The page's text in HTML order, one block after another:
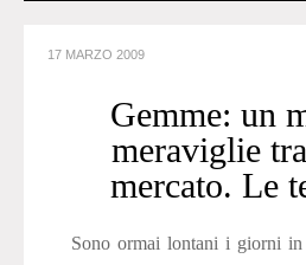
17 MARZO 2009
Gemme: un
meraviglie
mercato. Le
Sono ormai lontani i giorni